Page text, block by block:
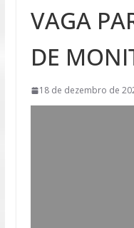
VAGA
DE
18 de dezembro de